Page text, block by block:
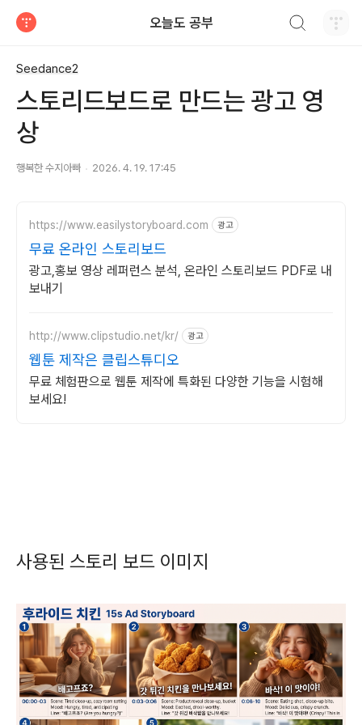
오늘도 공부
Seedance2
스토리드보드로 만드는 광고 영
상
행복한 수지아빠 2026. 4. 19. 17:45
https://www.easilystoryboard.com 광고
무료 온라인 스토리보드
광고,홍보 영상 레퍼런스 분석, 온라인 스토리보드 PDF로 내
보내기
http://www.clipstudio.net/kr/ 광고
웹툰 제작은 클립스튜디오
무료 체험판으로 웹툰 제작에 특화된 다양한 기능을 시험해
보세요!
사용된 스토리 보드 이미지